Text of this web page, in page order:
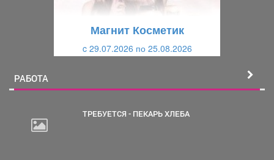
Магнит Косметик
c 29.07.2026 по 25.08.2026
РАБОТА
ТРЕБУЕТСЯ - ПЕКАРЬ ХЛЕБА